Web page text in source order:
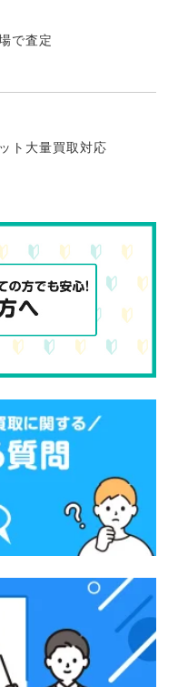
で査定
ト大量買取対応